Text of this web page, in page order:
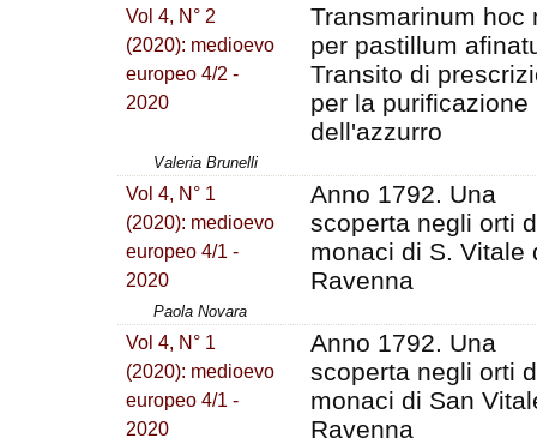
Vol 4, N° 2
(2020): medioevo
europeo 4/2 -
2020
Transmarinum hoc
per pastillum
Transito di
per la purificazione
dell'azzurro
Valeria Brunelli
Vol 4, N° 1
(2020): medioevo
europeo 4/1 -
2020
Anno 1792. Una
scoperta negli orti
monaci di S. Vitale
Ravenna
Paola Novara
Vol 4, N° 1
(2020): medioevo
europeo 4/1 -
2020
Anno 1792. Una
scoperta negli orti
monaci di San
Ravenna